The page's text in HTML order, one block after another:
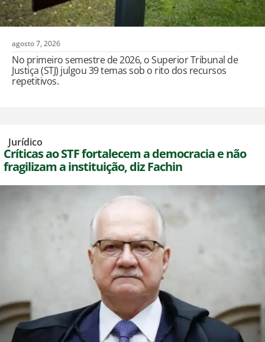
agosto 7, 2026
No primeiro semestre de 2026, o Superior Tribunal de
Justiça (STJ) julgou 39 temas sob o rito dos recursos
repetitivos.
Jurídico
Críticas ao STF fortalecem a democracia e não
fragilizam a instituição, diz Fachin